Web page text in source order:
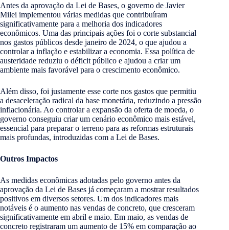
Antes da aprovação da Lei de Bases, o governo de Javier
Milei implementou várias medidas que contribuíram
significativamente para a melhoria dos indicadores
econômicos. Uma das principais ações foi o corte substancial
nos gastos públicos desde janeiro de 2024, o que ajudou a
controlar a inflação e estabilizar a economia. Essa política de
austeridade reduziu o déficit público e ajudou a criar um
ambiente mais favorável para o crescimento econômico.
Além disso, foi justamente esse corte nos gastos que permitiu
a desaceleração radical da base monetária, reduzindo a pressão
inflacionária. Ao controlar a expansão da oferta de moeda, o
governo conseguiu criar um cenário econômico mais estável,
essencial para preparar o terreno para as reformas estruturais
mais profundas, introduzidas com a Lei de Bases.
Outros Impactos
As medidas econômicas adotadas pelo governo antes da
aprovação da Lei de Bases já começaram a mostrar resultados
positivos em diversos setores. Um dos indicadores mais
notáveis é o aumento nas vendas de concreto, que cresceram
significativamente em abril e maio. Em maio, as vendas de
concreto registraram um aumento de 15% em comparação ao